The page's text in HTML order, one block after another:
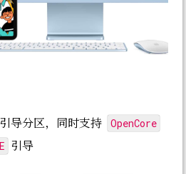
引导分区，同时支持 OpenCore
引导